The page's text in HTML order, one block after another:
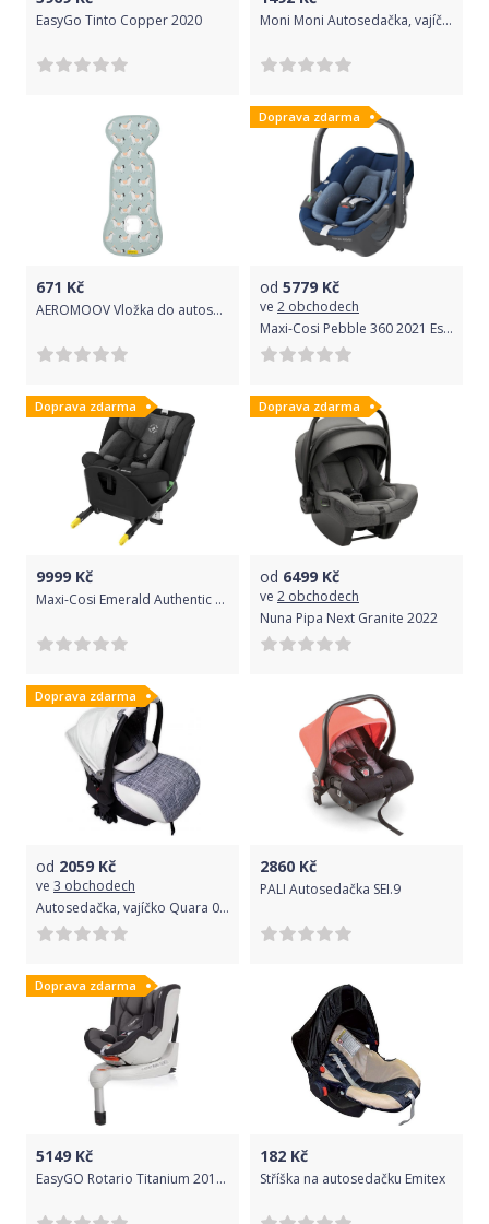
EasyGo Tinto Copper 2020 Moni Moni Autosedačka, vajíčko Veyron 0-13 kg - béžová
671 Kč
AEROMOOV Vložka do autosedačky Circus Horse 0-13kg Limited
Doprava zdarma
od 5779 Kč
ve 2 obchodech
Maxi-Cosi Pebble 360 2021 Essential Blue
Doprava zdarma
9999 Kč
Maxi-Cosi Emerald Authentic Black 2020
Doprava zdarma
od 6499 Kč
ve 2 obchodech
Nuna Pipa Next Granite 2022
Doprava zdarma
od 2059 Kč
ve 3 obchodech
Autosedačka, vajíčko Quara 0-10 kg - Len Print Eco
2860 Kč
PALI Autosedačka SEI.9
Doprava zdarma
5149 Kč
EasyGO Rotario Titanium 2018 šedá
182 Kč
Stříška na autosedačku Emitex